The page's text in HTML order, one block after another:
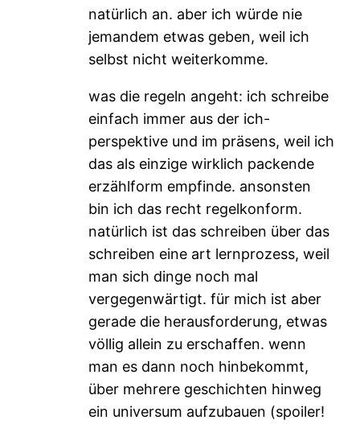
natürlich an. aber ich würde nie
jemandem etwas geben, weil ich
selbst nicht weiterkomme.
was die regeln angeht: ich schreibe
einfach immer aus der ich-
perspektive und im präsens, weil ich
das als einzige wirklich packende
erzählform empfinde. ansonsten
bin ich das recht regelkonform.
natürlich ist das schreiben über das
schreiben eine art lernprozess, weil
man sich dinge noch mal
vergegenwärtigt. für mich ist aber
gerade die herausforderung, etwas
völlig allein zu erschaffen. wenn
man es dann noch hinbekommt,
über mehrere geschichten hinweg
ein universum aufzubauen (spoiler!